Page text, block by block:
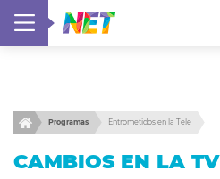
Programas Entrometidos en la Tele
CAMBIOS EN LA TV